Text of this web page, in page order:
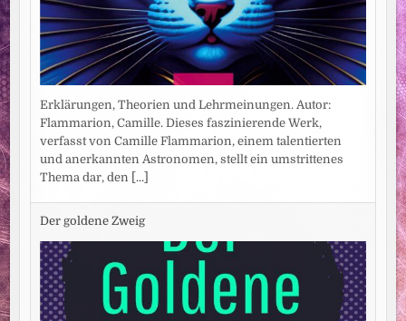
Erklärungen, Theorien und Lehrmeinungen. Autor:
Flammarion, Camille. Dieses faszinierende Werk,
verfasst von Camille Flammarion, einem talentierten
und anerkannten Astronomen, stellt ein umstrittenes
Thema dar, den [...]
Der goldene Zweig